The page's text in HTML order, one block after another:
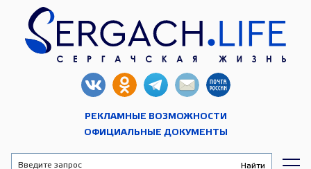
РЕКЛАМНЫЕ ВОЗМОЖНОСТИ
ОФИЦИАЛЬНЫЕ ДОКУМЕНТЫ